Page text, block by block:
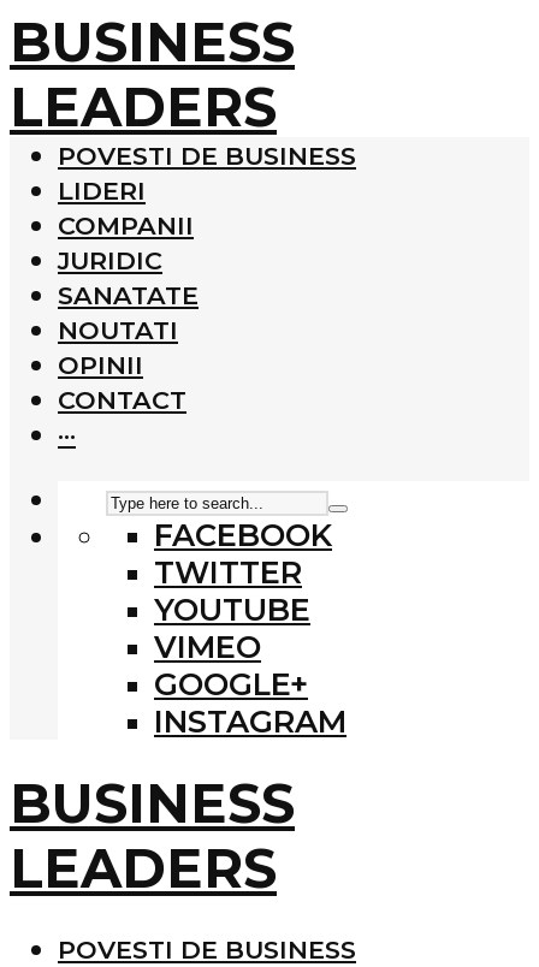
BUSINESS
LEADERS
POVESTI DE BUSINESS
LIDERI
COMPANII
JURIDIC
SANATATE
NOUTATI
OPINII
CONTACT
···
FACEBOOK
TWITTER
YOUTUBE
VIMEO
GOOGLE+
INSTAGRAM
BUSINESS
LEADERS
POVESTI DE BUSINESS